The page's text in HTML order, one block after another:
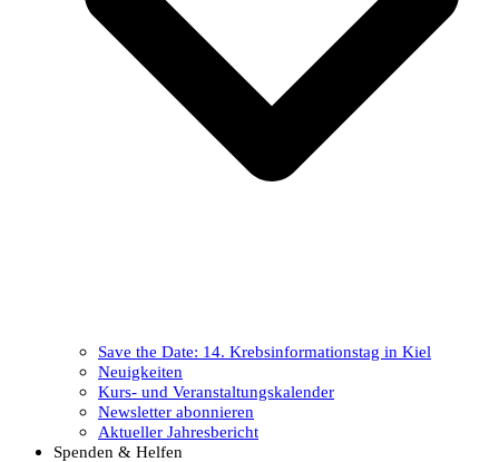
Save the Date: 14. Krebsinformationstag in Kiel
Neuigkeiten
Kurs- und Veranstaltungskalender
Newsletter abonnieren
Aktueller Jahresbericht
Spenden & Helfen